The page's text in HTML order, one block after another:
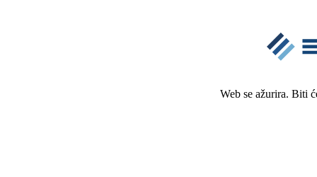
Web se ažurira. Biti